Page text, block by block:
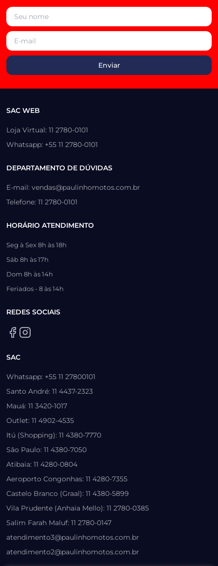
SAC WEB
Loja Virtual: 11 2780-0101
Whatsapp: +55 11 2780-0101
DEPARTAMENTO DE DÚVIDAS
E-mail: vendas@paulinhomotos.com.br
Telefone: 11 2780-0101
HORÁRIO ATENDIMENTO
Seg à Sex 8h às 18h
Sáb 8h às 17h
Dom 8h às 14h
Feriados - 8 às 14h
REDES SOCIAIS
SAC
Whatsapp: +55 11 27800101
Santo André: 11 4437-2323
Mauá: 11 3420-1017
Outlet: 11 4902-4535
Itú (Shopping): 11 4380-7770
São Paulo: 11 4380-7050
Atibaia: 11 4280-0804
Aeroporto Congonhas: 11 4280-7355
Castelo Branco (Graal): 11 4380-5899
Vila Prudente (Anhaia Mello): 11 2780-0385
Salim Farah Maluf: 11 2780-0147
atendimento3@paulinhomotos.com.br
atendimento2@paulinhomotos.com.br